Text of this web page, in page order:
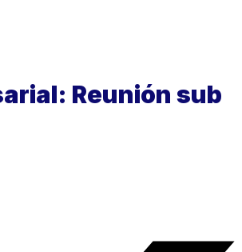
Reunión sub